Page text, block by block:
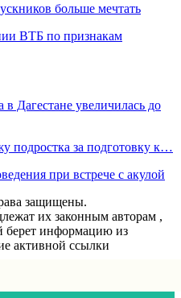
больше мечтать
ВТБ по признакам
Дагестане увеличилась до
подростка за подготовку к…
при встрече с акулой
защищены.
их законным авторам ,
берет информацию из
активной ссылки